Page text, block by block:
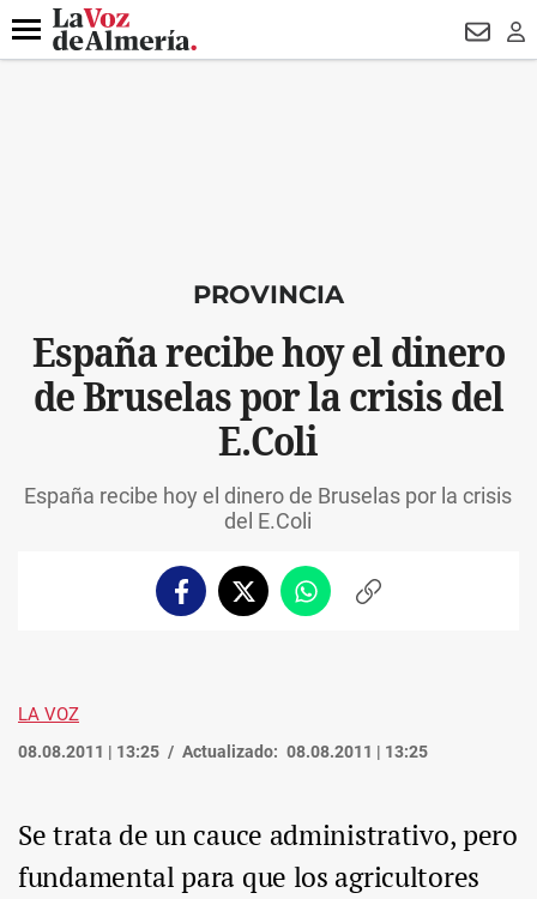
DESTACADO
Menú
PROVINCIA
España recibe hoy el dinero
de Bruselas por la crisis del
E.Coli
España recibe hoy el dinero de Bruselas por la crisis
del E.Coli
FacebookTwitterWhatsappCopiar
LA VOZ
08.08.2011 | 13:25 Actualizado: 08.08.2011 | 13:25
Se trata de un cauce administrativo, pero
fundamental para que los agricultores